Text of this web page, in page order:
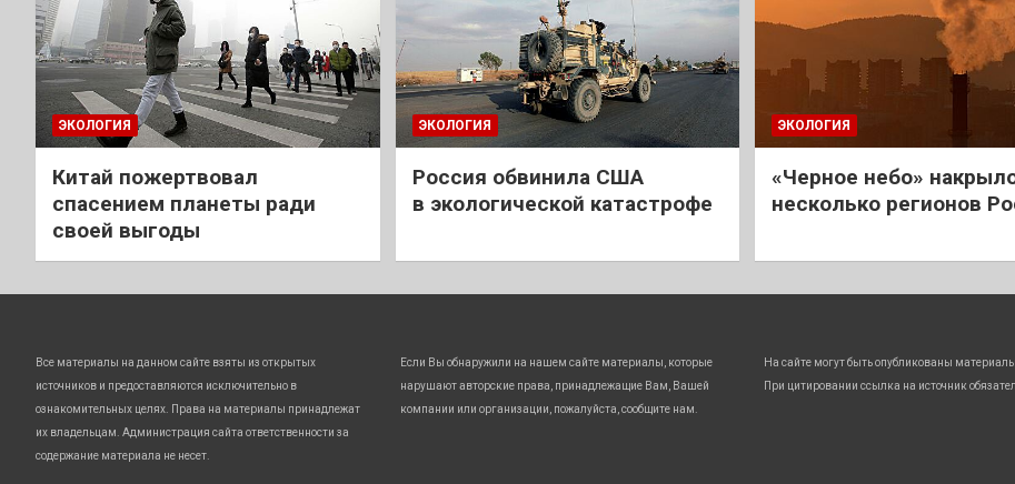
ЭКОЛОГИЯ
Китай пожертвовал
спасением планеты ради
своей выгоды
ЭКОЛОГИЯ
Россия обвинила США
в экологической катастрофе
ЭКОЛОГИЯ
«Черное небо»
несколько регионов
Все материалы на данном сайте взяты из открытых
источников и предоставляются исключительно в
ознакомительных целях. Права на материалы принадлежат
их владельцам. Администрация сайта ответственности за
содержание материала не несет.
Если Вы обнаружили на нашем сайте материалы, которые
нарушают авторские права, принадлежащие Вам, Вашей
компании или организации, пожалуйста, сообщите нам.
На сайте могут быть опубликованы
При цитировании ссылка на источник